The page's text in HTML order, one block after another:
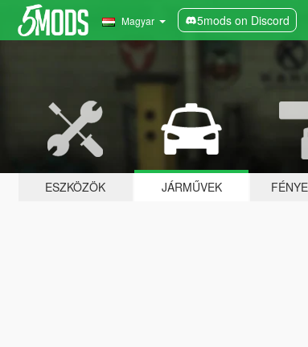
Magyar 5mods on Discord
ESZKÖZÖK JÁRMŰVEK